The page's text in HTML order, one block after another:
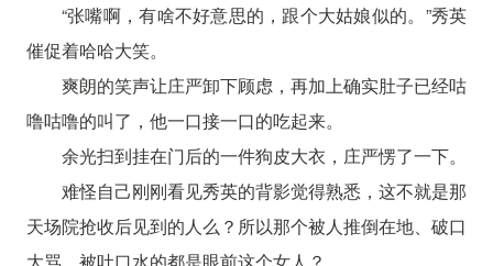
“张嘴啊，有啥不好意思的，跟个大姑娘似的。”秀英
催促着哈哈大笑。
爽朗的笑声让庄严卸下顾虑，再加上确实肚子已经咕
噜咕噜的叫了，他一口接一口的吃起来。
余光扫到挂在门后的一件狗皮大衣，庄严愣了一下。
难怪自己刚刚看见秀英的背影觉得熟悉，这不就是那
天场院抢收后见到的人么？所以那个被人推倒在地、破口
大骂、被吐口水的都是眼前这个女人？